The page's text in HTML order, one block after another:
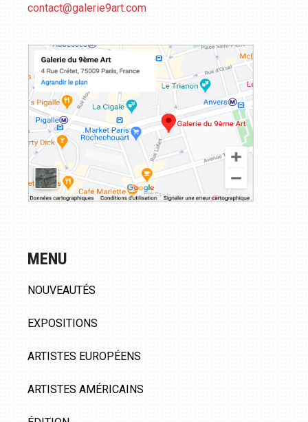
contact@galerie9art.com
MENU
NOUVEAUTÉS
EXPOSITIONS
ARTISTES EUROPÉENS
ARTISTES AMÉRICAINS